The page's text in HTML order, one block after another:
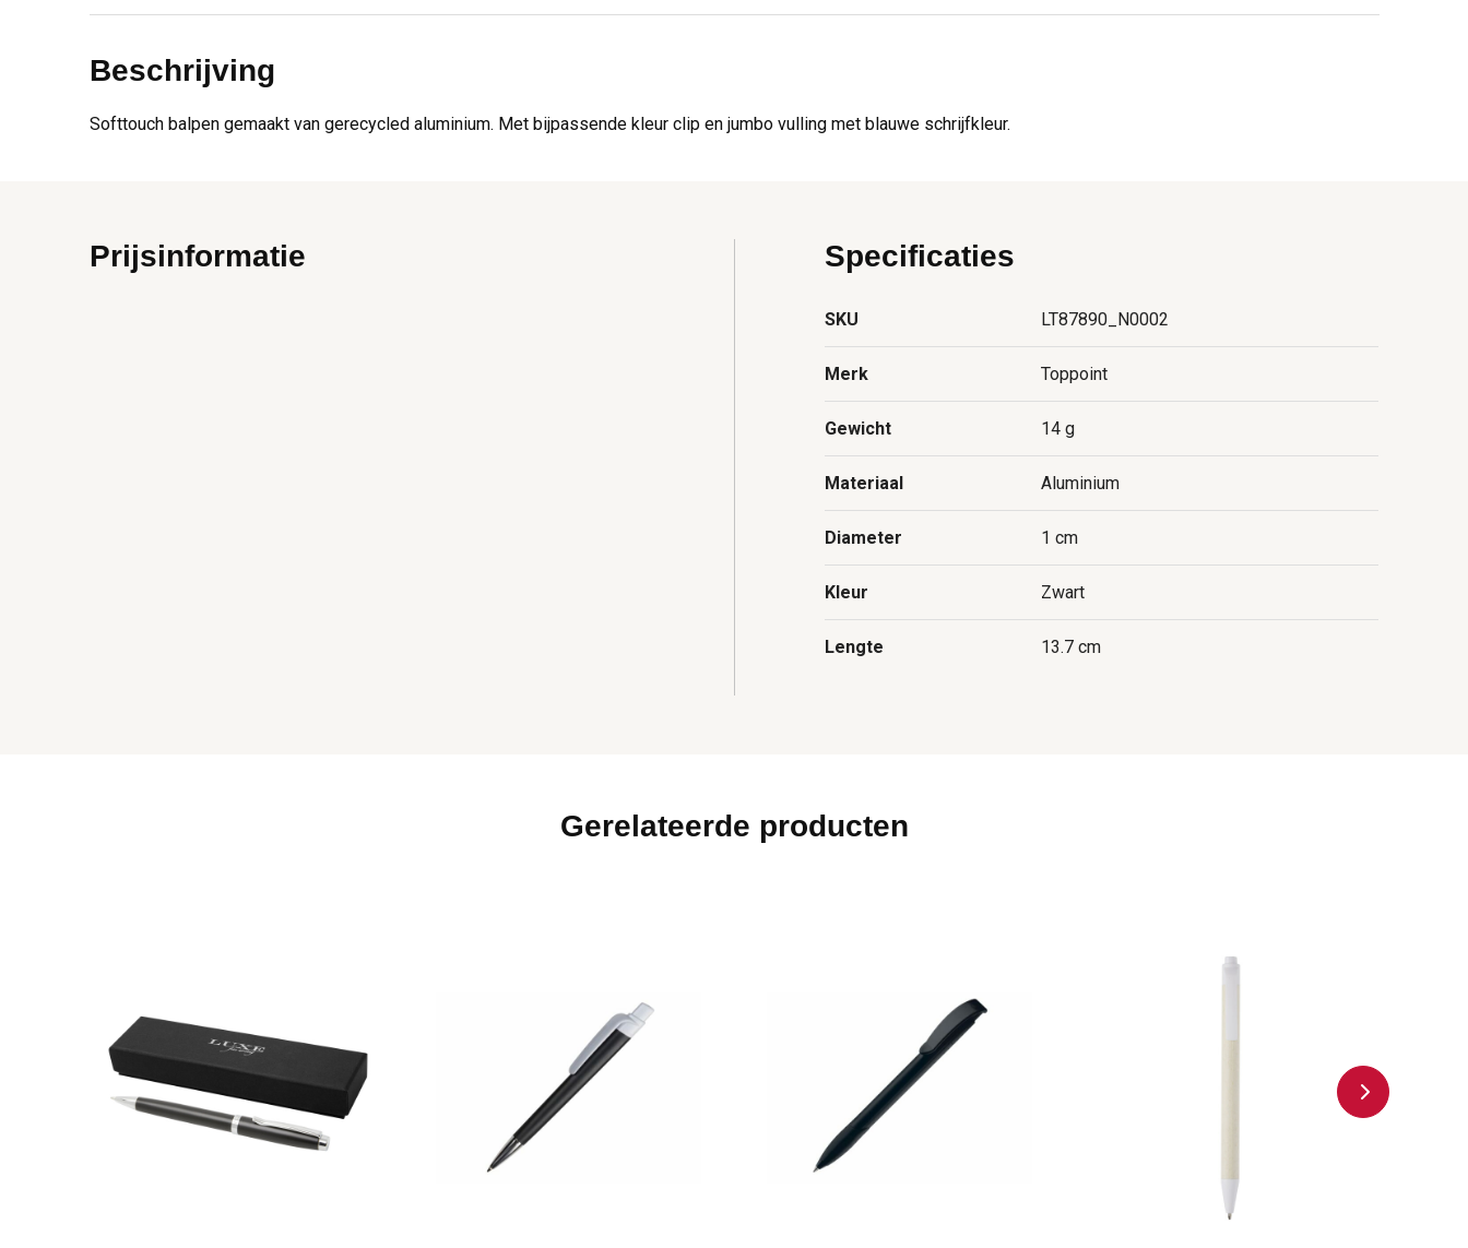
Beschrijving
Softtouch balpen gemaakt van gerecycled aluminium. Met bijpassende kleur clip en jumbo vulling met blauwe schrijfkleur.
Prijsinformatie Specificaties
SKU LT87890_N0002
Merk Toppoint
Gewicht 14 g
Materiaal Aluminium
Diameter 1 cm
Kleur Zwart
Lengte 13.7 cm
Gerelateerde producten